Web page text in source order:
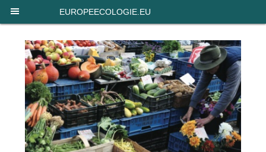
EUROPEECOLOGIE.EU